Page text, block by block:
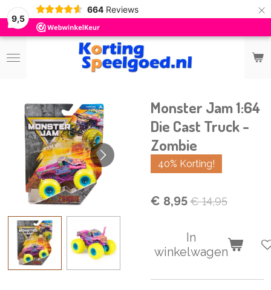
9,5
664 Reviews ×
Monster Jam 1:64
Die Cast Truck -
Zombie
40% Korting!
€ 8,95€ 14,95
In
winkelwagen